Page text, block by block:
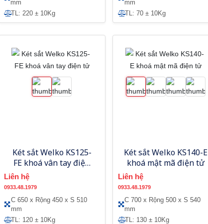
mm
TL: 220 ± 10Kg
mm
TL: 70 ± 10Kg
Két sắt Welko KS125-
FE khoá vân tay điện
Liên hệ
0933.48.1979
C 650 x Rộng 450 x S 510
mm
TL: 120 ± 10Kg
Két sắt Welko KS140-E
khoá mật mã điện tử
Liên hệ
0933.48.1979
C 700 x Rộng 500 x S 540
mm
TL: 130 ± 10Kg